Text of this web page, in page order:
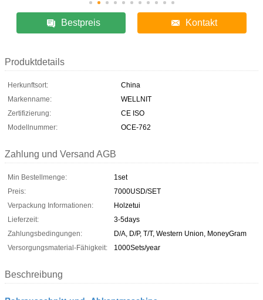
Bestpreis Kontakt
Produktdetails
Herkunftsort:
China
Markenname:
WELLNIT
Zertifizierung:
CE ISO
Modellnummer:
OCE-762
Zahlung und Versand AGB
Min Bestellmenge:
1set
Preis:
7000USD/SET
Verpackung Informationen:
Holzetui
Lieferzeit:
3-5days
Zahlungsbedingungen:
D/A, D/P, T/T, Western Union, MoneyGram
Versorgungsmaterial-Fähigkeit:
1000Sets/year
Beschreibung